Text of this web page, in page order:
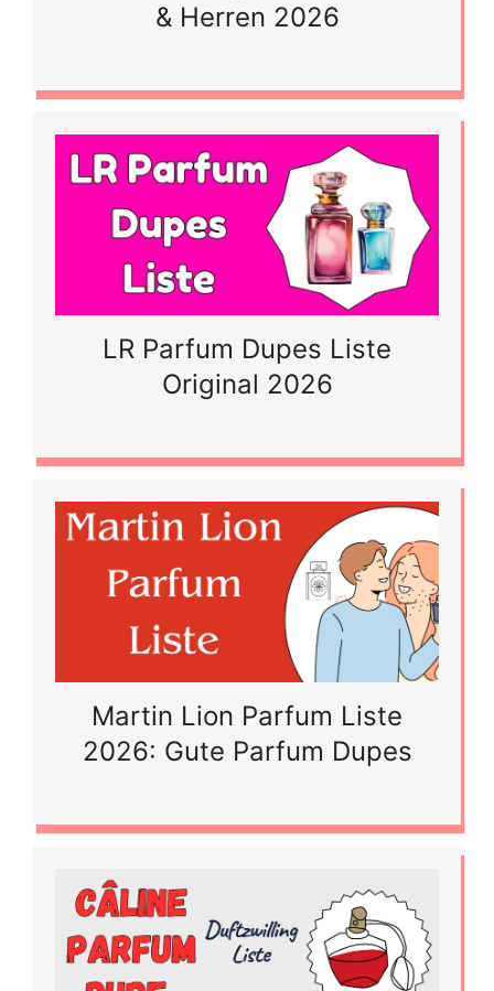
& Herren 2026
LR Parfum Dupes Liste
Original 2026
Martin Lion Parfum Liste
2026: Gute Parfum Dupes